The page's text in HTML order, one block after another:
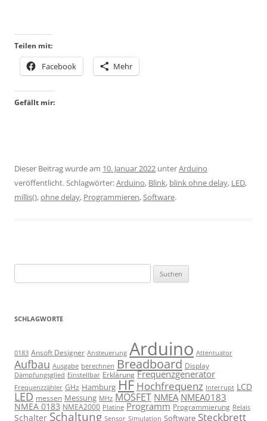
Teilen mit:
Facebook Mehr
Gefällt mir:
Dieser Beitrag wurde am 10. Januar 2022 unterArduino
veröffentlicht. Schlagwörter:Arduino, Blink, blink ohne delay, LED,
millis(),ohne delay, Programmieren,Software.
nach:
SCHLAGWORTE
0183 Ansoft Designer Ansteuerung Arduino Attentuator
Aufbau Ausgabe berechnen Breadboard Display
Dämpfungsglied Einstellbar Erklärung Frequenzgenerator
Frequenzzähler GHz Hamburg HF Hochfrequenz Interrupt LCD
LED messen Messung MHz MOSFET NMEA NMEA0183
NMEA 0183 NMEA2000 Platine Programm Programmierung Relais
Schalter Schaltung Sensor Simulation Software Steckbrett